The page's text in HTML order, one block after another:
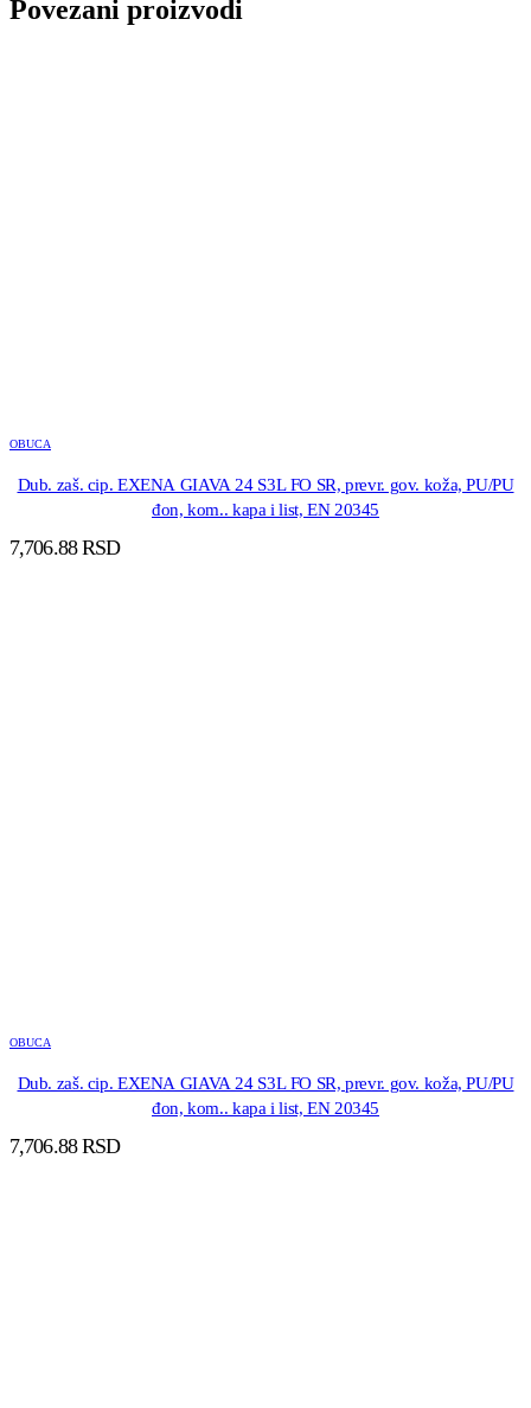
Povezani proizvodi
OBUCA
Dub. zaš. cip. EXENA GIAVA 24 S3L FO SR, prevr. gov. koža, PU/PU
đon, kom.. kapa i list, EN 20345
7,706.88RSD
OBUCA
Dub. zaš. cip. EXENA GIAVA 24 S3L FO SR, prevr. gov. koža, PU/PU
đon, kom.. kapa i list, EN 20345
7,706.88RSD